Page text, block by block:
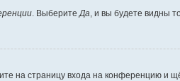
. ВыберитеДа, и вы будете видны
на страницу входа на конференцию и